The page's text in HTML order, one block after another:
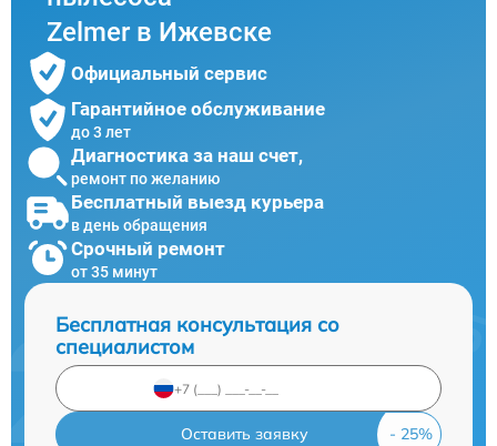
Zelmer в Ижевске
Официальный сервис
Гарантийное обслуживание
до 3 лет
Диагностика за наш счет,
ремонт по желанию
Бесплатный выезд курьера
в день обращения
Срочный ремонт
от 35 минут
Бесплатная консультация со
специалистом
Оставить заявку